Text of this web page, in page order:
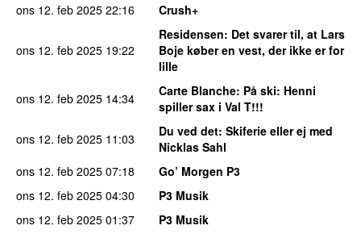
ons 12. feb 2025 22:16 Crush+
ons 12. feb 2025 19:22
Residensen: Det svarer til, at Lars
Boje køber en vest, der ikke er for
lille
ons 12. feb 2025 14:34 Carte Blanche: På ski: Henni
spiller sax i Val T!!!
ons 12. feb 2025 11:03 Du ved det: Skiferie eller ej med
Nicklas Sahl
ons 12. feb 2025 07:18
Go’ Morgen P3
ons 12. feb 2025 04:30
P3 Musik
ons 12. feb 2025 01:37
P3 Musik